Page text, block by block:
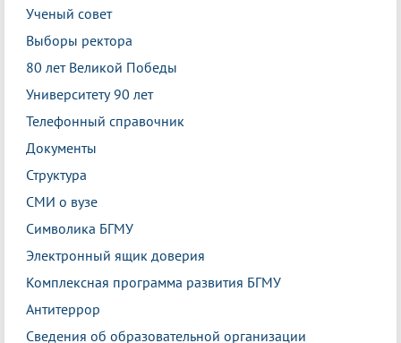
Ученый совет
Выборы ректора
80 лет Великой Победы
Университету 90 лет
Телефонный справочник
Документы
Структура
СМИ о вузе
Символика БГМУ
Электронный ящик доверия
Комплексная программа развития БГМУ
Антитеррор
Сведения об образовательной организации